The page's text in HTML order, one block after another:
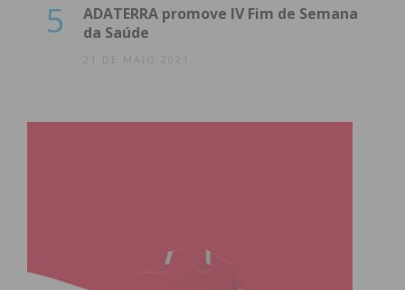
5
ADATERRA promove IV Fim de Semana
da Saúde
21 DE MAIO 2021